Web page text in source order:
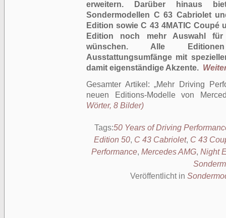
erweitern. Darüber hinaus
Sondermodellen C 63 Cabriolet
Edition sowie C 43 4MATIC Coupé
Edition noch mehr Auswahl
wünschen. Alle
Ausstattungsumfänge mit
damit eigenständige Akzente.
Gesamter Artikel: Mehr Driving
neuen Editions-Modelle von
Wörter, 8 Bilder)
Tags:50 Years of Driving
Edition 50, C 43 Cabriolet, C 43
Performance, Mercedes AMG, Night
Veröffentlicht in